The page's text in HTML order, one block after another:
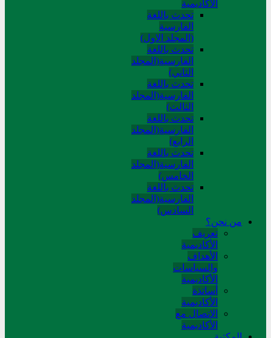
الآکادیمیة
تحدث باللغة
الفارسية
(المجلد الاول)
تحدث باللغة
الفارسية(المجلد
الثاني)
تحدث باللغة
الفارسية(المجلد
الثالث)
تحدث باللغة
الفارسية(المجلد
الرابع)
تحدث باللغة
الفارسية(المجلد
الخامس)
تحدث باللغة
الفارسية(المجلد
السادس)
من نحن؟
تعريف
الأكاديمية
الأهداف
والسياسات
الأكاديمية
أساتذة
الأكاديمية
الاتصال مع
الأكاديمية